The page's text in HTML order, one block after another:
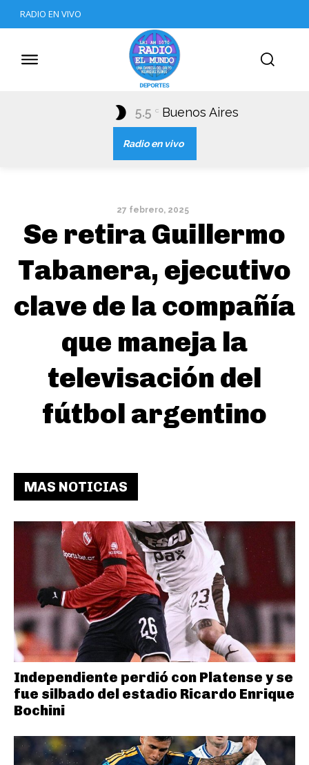
RADIO EN VIVO
5.5 C Buenos Aires
Radio en vivo
27 febrero, 2025
Se retira Guillermo
Tabanera, ejecutivo
clave de la compañía
que maneja la
televisación del
fútbol argentino
MAS NOTICIAS
Independiente perdió con Platense y se
fue silbado del estadio Ricardo Enrique
Bochini